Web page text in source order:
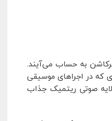
به حساب می‌آیند.
که در اجراهای موسیقی
صوتی ریتمیک جذاب